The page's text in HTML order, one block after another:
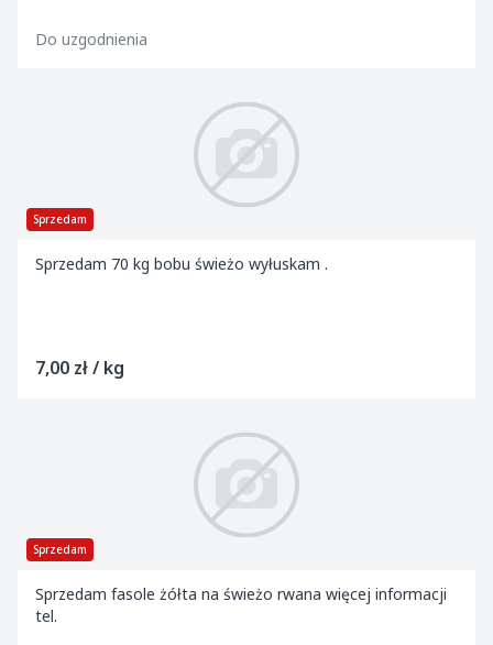
Do uzgodnienia
Sprzedam
Sprzedam 70 kg bobu świeżo wyłuskam .
7,00 zł / kg
Sprzedam
Sprzedam fasole żółta na świeżo rwana więcej informacji
tel.